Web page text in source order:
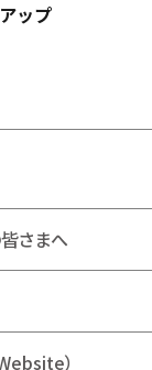
ップ
さまへ
）